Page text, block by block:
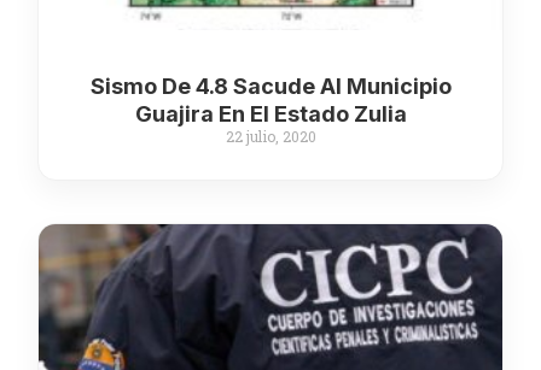
Sismo De 4.8 Sacude Al Municipio
Guajira En El Estado Zulia
22 julio, 2020